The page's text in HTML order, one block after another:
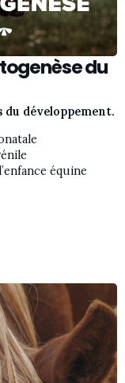
du
du développement.
équine